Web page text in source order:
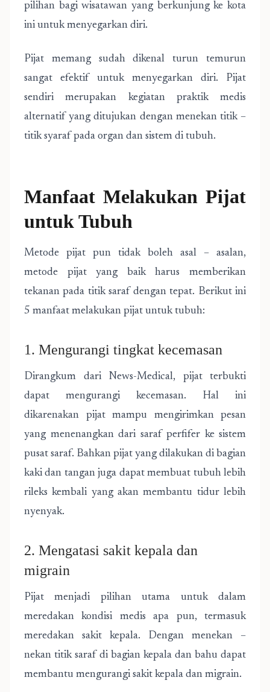
pilihan bagi wisatawan yang berkunjung ke kota
ini untuk menyegarkan diri.
Pijat memang sudah dikenal turun temurun
sangat efektif untuk menyegarkan diri. Pijat
sendiri merupakan kegiatan praktik medis
alternatif yang ditujukan dengan menekan titik –
titik syaraf pada organ dan sistem di tubuh.
Manfaat Melakukan Pijat
untuk Tubuh
Metode pijat pun tidak boleh asal – asalan,
metode pijat yang baik harus memberikan
tekanan pada titik saraf dengan tepat. Berikut ini
5 manfaat melakukan pijat untuk tubuh:
1. Mengurangi tingkat kecemasan
Dirangkum dari News-Medical, pijat terbukti
dapat mengurangi kecemasan. Hal ini
dikarenakan pijat mampu mengirimkan pesan
yang menenangkan dari saraf perfifer ke sistem
pusat saraf. Bahkan pijat yang dilakukan di bagian
kaki dan tangan juga dapat membuat tubuh lebih
rileks kembali yang akan membantu tidur lebih
nyenyak.
2. Mengatasi sakit kepala dan
migrain
Pijat menjadi pilihan utama untuk dalam
meredakan kondisi medis apa pun, termasuk
meredakan sakit kepala. Dengan menekan –
nekan titik saraf di bagian kepala dan bahu dapat
membantu mengurangi sakit kepala dan migrain.